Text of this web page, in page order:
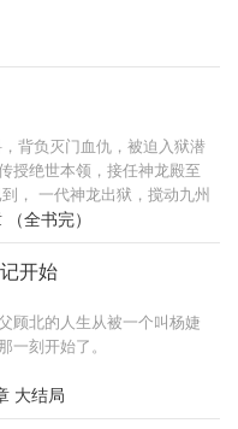
背负灭门血仇，被迫入狱潜
授绝世本领，接任神龙殿至
， 一代神龙出狱，搅动九州
全书完）
开始
顾北的人生从被一个叫杨婕
一刻开始了。
大结局